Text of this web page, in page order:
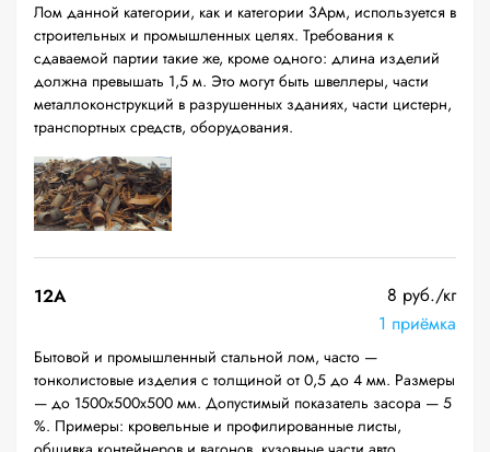
Лом данной категории, как и категории 3Арм, используется в
строительных и промышленных целях. Требования к
сдаваемой партии такие же, кроме одного: длина изделий
должна превышать 1,5 м. Это могут быть швеллеры, части
металлоконструкций в разрушенных зданиях, части цистерн,
транспортных средств, оборудования.
12A
8 руб./кг
1 приёмка
Бытовой и промышленный стальной лом, часто —
тонколистовые изделия с толщиной от 0,5 до 4 мм. Размеры
— до 1500х500х500 мм. Допустимый показатель засора — 5
%. Примеры: кровельные и профилированные листы,